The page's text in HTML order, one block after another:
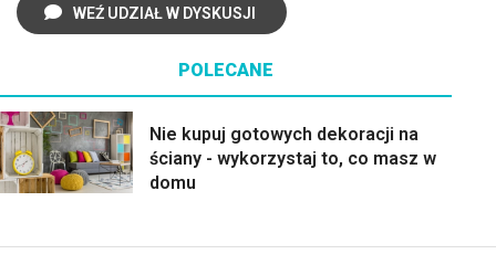
WEŹ UDZIAŁ W DYSKUSJI
POLECANE
Nie kupuj gotowych dekoracji na
ściany - wykorzystaj to, co masz w
domu